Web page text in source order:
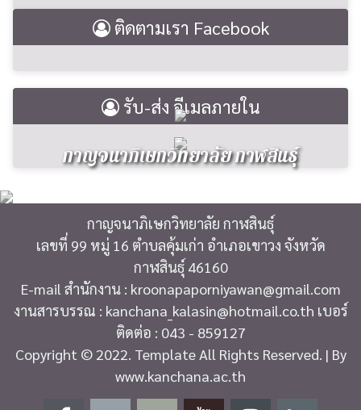
ติดตามเรา Facebook
รับ-ส่ง อีเมลภายใน
กาญจนาภิเษกวิทยาลัย กาฬสินธุ์
กาญจนาภิเษกวิทยาลัย กาฬสินธุ์
เลขที่ 99 หมู่ 16 ตำบลคุ้มเก่า อำเภอเขาวง จังหวัด
กาฬสินธุ์ 46160
E-mail สำนักงาน : kroonapaporniyawan@gmail.com
งานสารบรรณ : kanchana_kalasin@hotmail.co.th เบอร์
ติดต่อ : 043 - 859127
Copyright © 2022. Template All Rights Reserved. | By
www.kanchana.ac.th